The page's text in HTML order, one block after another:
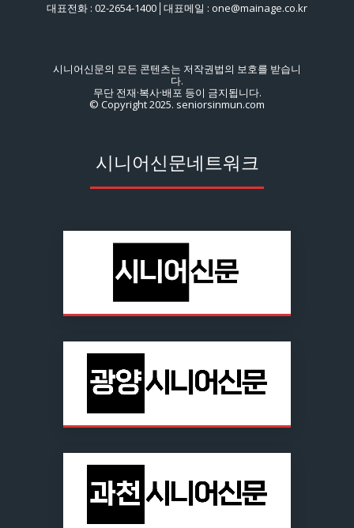
대표전화 : 02-2654-1400│대표메일 : one@mainage.co.kr
시니어신문의 모든 콘텐츠는 저작권법의 보호를 받습니
다.
무단 전재·복사·배포 등이 금지됩니다.
© Copyright 2025. seniorsinmun.com
시니어신문네트워크